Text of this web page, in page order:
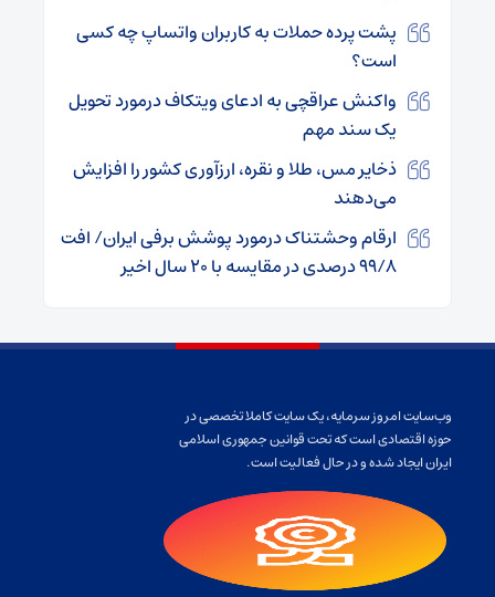
پشت پرده حملات به کاربران واتساپ چه کسی
است؟
واکنش عراقچی به ادعای ویتکاف درمورد تحویل
یک سند مهم
ذخایر مس، طلا و نقره، ارزآوری کشور را افزایش
می‌دهند
ارقام وحشتناک درمورد پوشش برفی ایران/ افت
۹۹/۸ درصدی در مقایسه با ۲۰ سال اخیر
وب‌سایت امروز سرمایه، یک سایت کاملا تخصصی در
حوزه اقتصادی است که تحت قوانین جمهوری اسلامی
ایران ایجاد شده و در حال فعالیت است.